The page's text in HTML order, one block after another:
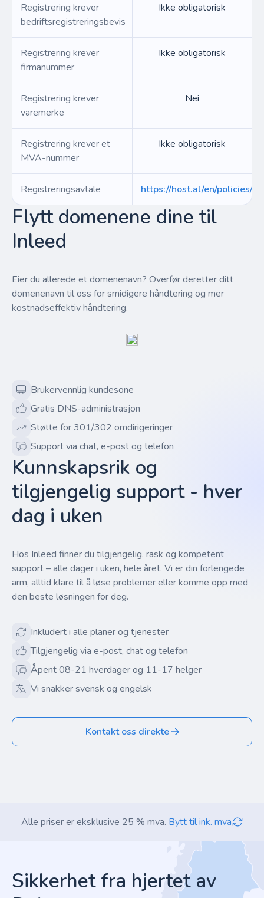
Registrering krever
bedriftsregistreringsbevis
Ikke obligatorisk
Registrering krever
firmanummer
Ikke obligatorisk
Registrering krever
varemerke
Nei
Registrering krever et
MVA-nummer
Ikke obligatorisk
Registreringsavtale https://host.al/en/policies/
Flytt domenene dine til
Inleed
Eier du allerede et domenenavn? Overfør deretter ditt
domenenavn til oss for smidigere håndtering og mer
kostnadseffektiv håndtering.
Brukervennlig kundesone
Gratis DNS-administrasjon
Støtte for 301/302 omdirigeringer
Support via chat, e-post og telefon
Kunnskapsrik og
tilgjengelig support - hver
dag i uken
Hos Inleed finner du tilgjengelig, rask og kompetent
support – alle dager i uken, hele året. Vi er din forlengede
arm, alltid klare til å løse problemer eller komme opp med
den beste løsningen for deg.
Inkludert i alle planer og tjenester
Tilgjengelig via e-post, chat og telefon
Åpent 08-21 hverdager og 11-17 helger
Vi snakker svensk og engelsk
Kontakt oss direkte
Alle priser er eksklusive 25 % mva. Bytt til ink. mva
Sikkerhet fra hjertet av